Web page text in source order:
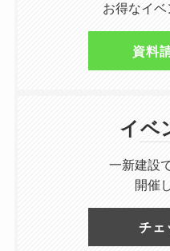
お得なイ
資料
イベ
一新建設
開催
チェ